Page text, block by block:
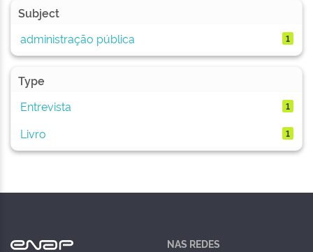
Subject
administração pública
1
Type
Entrevista
1
Livro 1
NAS REDES